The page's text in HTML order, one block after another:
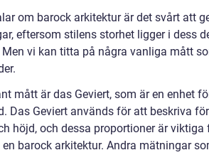
om barock arkitektur är det svårt att
eftersom stilens storhet ligger i dess
Men vi kan titta på några vanliga mått
mått är das Geviert, som är en enhet
Das Geviert används för att beskriva
höjd, och dessa proportioner är
barock arkitektur. Andra mätningar